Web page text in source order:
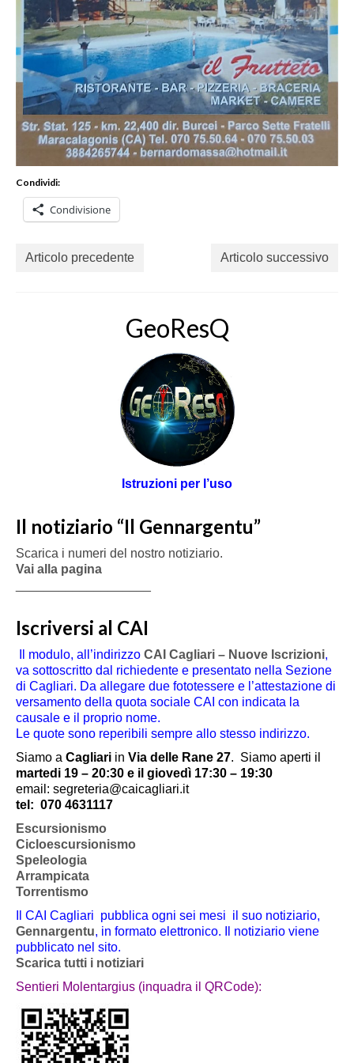
Condividi:
Condivisione
Articolo precedente Articolo successivo
GeoResQ
Istruzioni per l’uso
Il notiziario “Il Gennargentu”
Scarica i numeri del nostro notiziario.
Vai alla pagina
Iscriversi al CAI
Il modulo, all’indirizzo CAI Cagliari – Nuove Iscrizioni,
va sottoscritto dal richiedente e presentato nella Sezione
di Cagliari. Da allegare due fototessere e l’attestazione di
versamento della quota sociale CAI con indicata la
causale e il proprio nome.
Le quote sono reperibili sempre allo stesso indirizzo.
Siamo a Cagliari in Via delle Rane 27. Siamo aperti il
martedi 19 – 20:30 e il giovedì 17:30 – 19:30
email: segreteria@caicagliari.it
tel: 070 4631117
Escursionismo
Cicloescursionismo
Speleologia
Arrampicata
Torrentismo
Il CAI Cagliari pubblica ogni sei mesi il suo notiziario,
Gennargentu, in formato elettronico. Il notiziario viene
pubblicato nel sito.
Scarica tutti i notiziari
Sentieri Molentargius (inquadra il QRCode):